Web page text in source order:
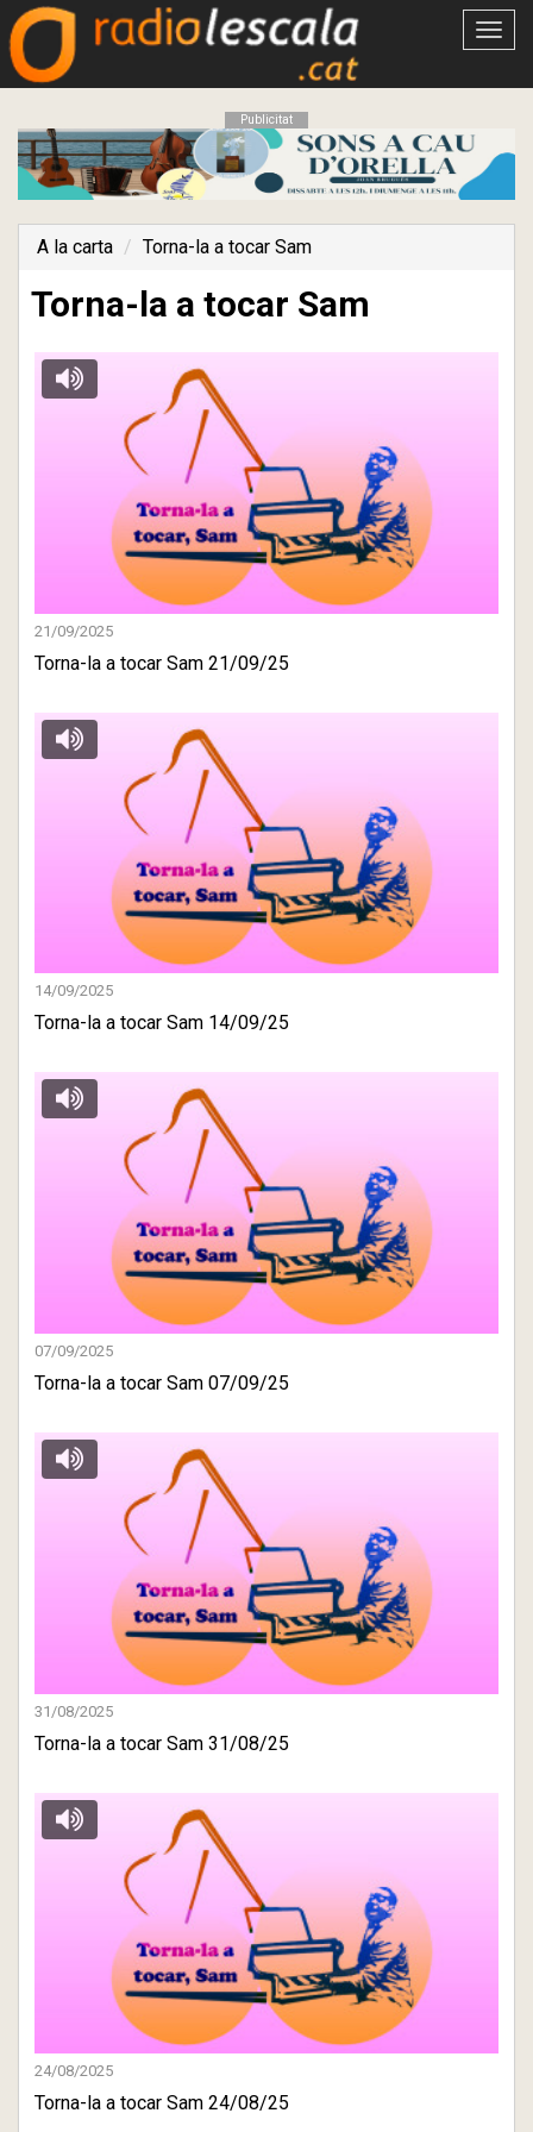
Obrir
Publicitat
A la carta Torna-la a tocar Sam
Torna-la a tocar Sam
21/09/2025
Torna-la a tocar Sam 21/09/25
14/09/2025
Torna-la a tocar Sam 14/09/25
07/09/2025
Torna-la a tocar Sam 07/09/25
31/08/2025
Torna-la a tocar Sam 31/08/25
24/08/2025
Torna-la a tocar Sam 24/08/25